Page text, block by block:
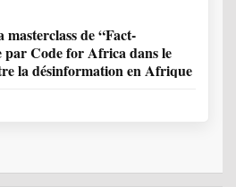
de “Fact-
par Code for Africa dans le
la désinformation en Afrique